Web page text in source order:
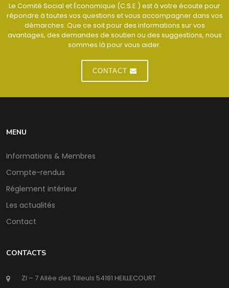
Le Comité Social et Économique (C.S.E.) est à votre écoute pour
répondre à toutes vos questions et vous accompagner dans vos
démarches. Que ce soit pour des informations sur vos
avantages, des demandes de soutien ou des suggestions, nous
sommes là pour vous aider.
CONTACT
MENU
Informations & Membres
Compte-rendus
Réglement intérieur
Les actualités
Contact
CONTACTS
ZI – 7 Allée des Tilleuls 54181 HEILLECOURT